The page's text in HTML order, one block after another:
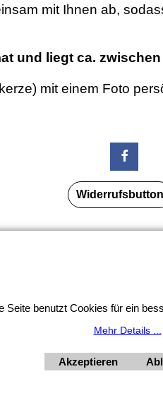
mit Ihnen ab,
und liegt ca.
mit einem Foto
Widerrufsbutton
Seite benutzt Cookies für ein
Mehr Details ...
Akzeptieren